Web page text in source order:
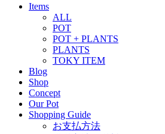
Items
ALL
POT
POT + PLANTS
PLANTS
TOKY ITEM
Blog
Shop
Concept
Our Pot
Shopping Guide
お支払方法